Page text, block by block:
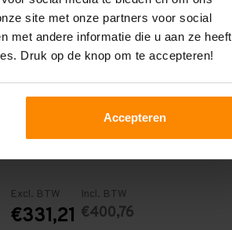
site met onze partners voor social
met andere informatie die u aan ze heeft
Druk op de knop om te accepteren!
Accepteren
Excl. BTW
€331,21
Incl. BTW
€400,76